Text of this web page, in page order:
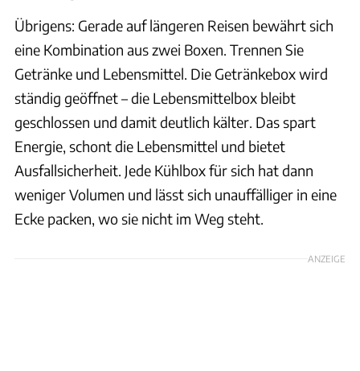
Übrigens: Gerade auf längeren Reisen bewährt sich
eine Kombination aus zwei Boxen. Trennen Sie
Getränke und Lebensmittel. Die Getränkebox wird
ständig geöffnet – die Lebensmittelbox bleibt
geschlossen und damit deutlich kälter. Das spart
Energie, schont die Lebensmittel und bietet
Ausfallsicherheit. Jede Kühlbox für sich hat dann
weniger Volumen und lässt sich unauffälliger in eine
Ecke packen, wo sie nicht im Weg steht.
ANZEIGE